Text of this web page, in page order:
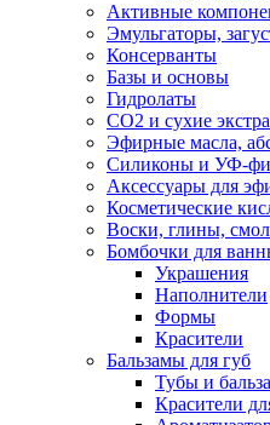
Активные
Эмульгаторы,
Консерванты
Базы и основы
Гидролаты
СО2 и сухие
Эфирные масла,
Силиконы и УФ-
Аксессуары для
Косметические
Воски, глины,
Бомбочки для
Украшения
Наполнители
Формы
Красители
Бальзамы для губ
Тубы и
Красители